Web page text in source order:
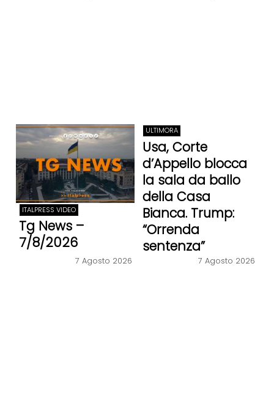
ITALPRESS VIDEO
Tg News –
7/8/2026
7 Agosto 2026
ULTIMORA
Usa, Corte
d’Appello blocca
la sala da ballo
della Casa
Bianca. Trump:
“Orrenda
sentenza”
7 Agosto 2026